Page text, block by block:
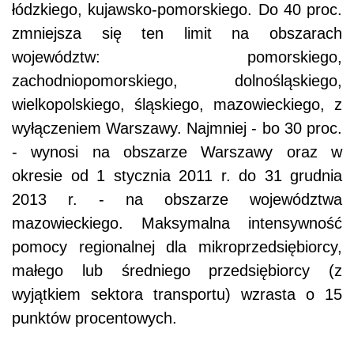
łódzkiego, kujawsko-pomorskiego. Do 40 proc.
zmniejsza się ten limit na obszarach
województw: pomorskiego,
zachodniopomorskiego, dolnośląskiego,
wielkopolskiego, śląskiego, mazowieckiego, z
wyłączeniem Warszawy. Najmniej - bo 30 proc.
- wynosi na obszarze Warszawy oraz w
okresie od 1 stycznia 2011 r. do 31 grudnia
2013 r. - na obszarze województwa
mazowieckiego. Maksymalna intensywność
pomocy regionalnej dla mikroprzedsiębiorcy,
małego lub średniego przedsiębiorcy (z
wyjątkiem sektora transportu) wzrasta o 15
punktów procentowych.